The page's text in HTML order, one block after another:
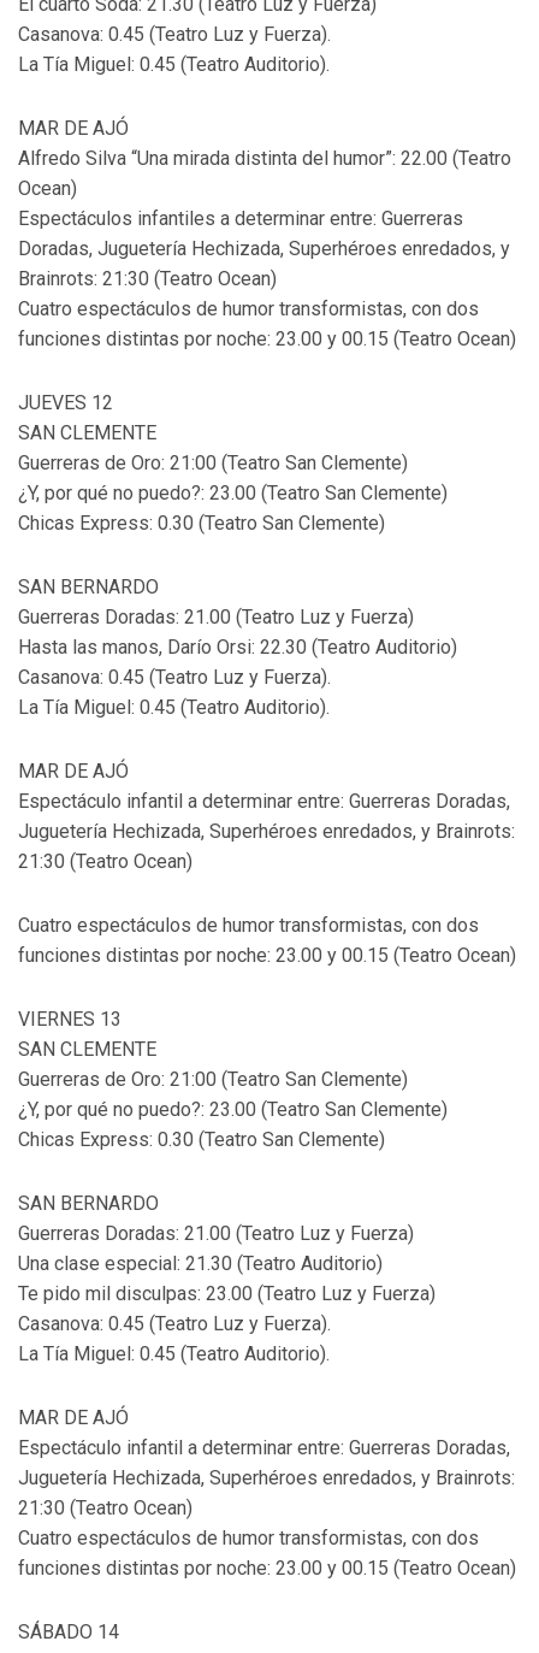
Casanova: 0.45 (Teatro Luz y Fuerza).
La Tía Miguel: 0.45 (Teatro Auditorio).
MAR DE AJÓ
Alfredo Silva “Una mirada distinta del humor”: 22.00 (Teatro
Ocean)
Espectáculos infantiles a determinar entre: Guerreras
Doradas, Juguetería Hechizada, Superhéroes enredados, y
Brainrots: 21:30 (Teatro Ocean)
Cuatro espectáculos de humor transformistas, con dos
funciones distintas por noche: 23.00 y 00.15 (Teatro Ocean)
JUEVES 12
SAN CLEMENTE
Guerreras de Oro: 21:00 (Teatro San Clemente)
¿Y, por qué no puedo?: 23.00 (Teatro San Clemente)
Chicas Express: 0.30 (Teatro San Clemente)
SAN BERNARDO
Guerreras Doradas: 21.00 (Teatro Luz y Fuerza)
Hasta las manos, Darío Orsi: 22.30 (Teatro Auditorio)
Casanova: 0.45 (Teatro Luz y Fuerza).
La Tía Miguel: 0.45 (Teatro Auditorio).
MAR DE AJÓ
Espectáculo infantil a determinar entre: Guerreras Doradas,
Juguetería Hechizada, Superhéroes enredados, y Brainrots:
21:30 (Teatro Ocean)
Cuatro espectáculos de humor transformistas, con dos
funciones distintas por noche: 23.00 y 00.15 (Teatro Ocean)
VIERNES 13
SAN CLEMENTE
Guerreras de Oro: 21:00 (Teatro San Clemente)
¿Y, por qué no puedo?: 23.00 (Teatro San Clemente)
Chicas Express: 0.30 (Teatro San Clemente)
SAN BERNARDO
Guerreras Doradas: 21.00 (Teatro Luz y Fuerza)
Una clase especial: 21.30 (Teatro Auditorio)
Te pido mil disculpas: 23.00 (Teatro Luz y Fuerza)
Casanova: 0.45 (Teatro Luz y Fuerza).
La Tía Miguel: 0.45 (Teatro Auditorio).
MAR DE AJÓ
Espectáculo infantil a determinar entre: Guerreras Doradas,
Juguetería Hechizada, Superhéroes enredados, y Brainrots:
21:30 (Teatro Ocean)
Cuatro espectáculos de humor transformistas, con dos
funciones distintas por noche: 23.00 y 00.15 (Teatro Ocean)
SÁBADO 14